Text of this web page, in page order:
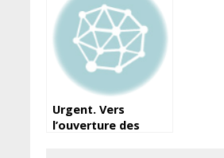
Urgent. Vers
l’ouverture des